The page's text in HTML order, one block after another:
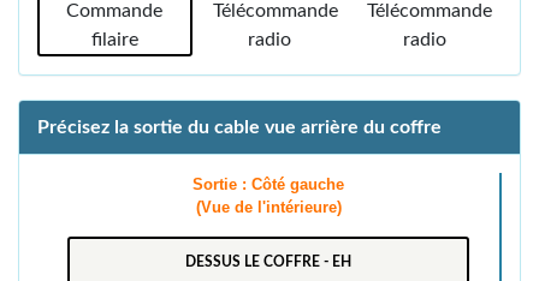
Commande
filaire
Télécommande
radio
Télécommande
radio
Précisez la sortie du cable vue arrière du coffre
Sortie : Côté gauche
(Vue de l'intérieure)
DESSUS LE COFFRE - EH